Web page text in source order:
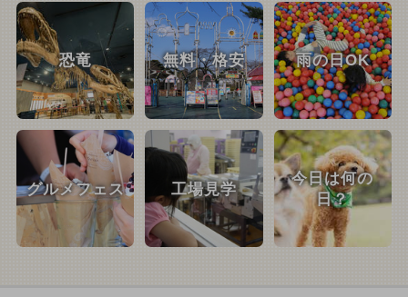
恐竜 無料・格安 雨の日OK
グルメフェス 工場見学
今日は何の
日？